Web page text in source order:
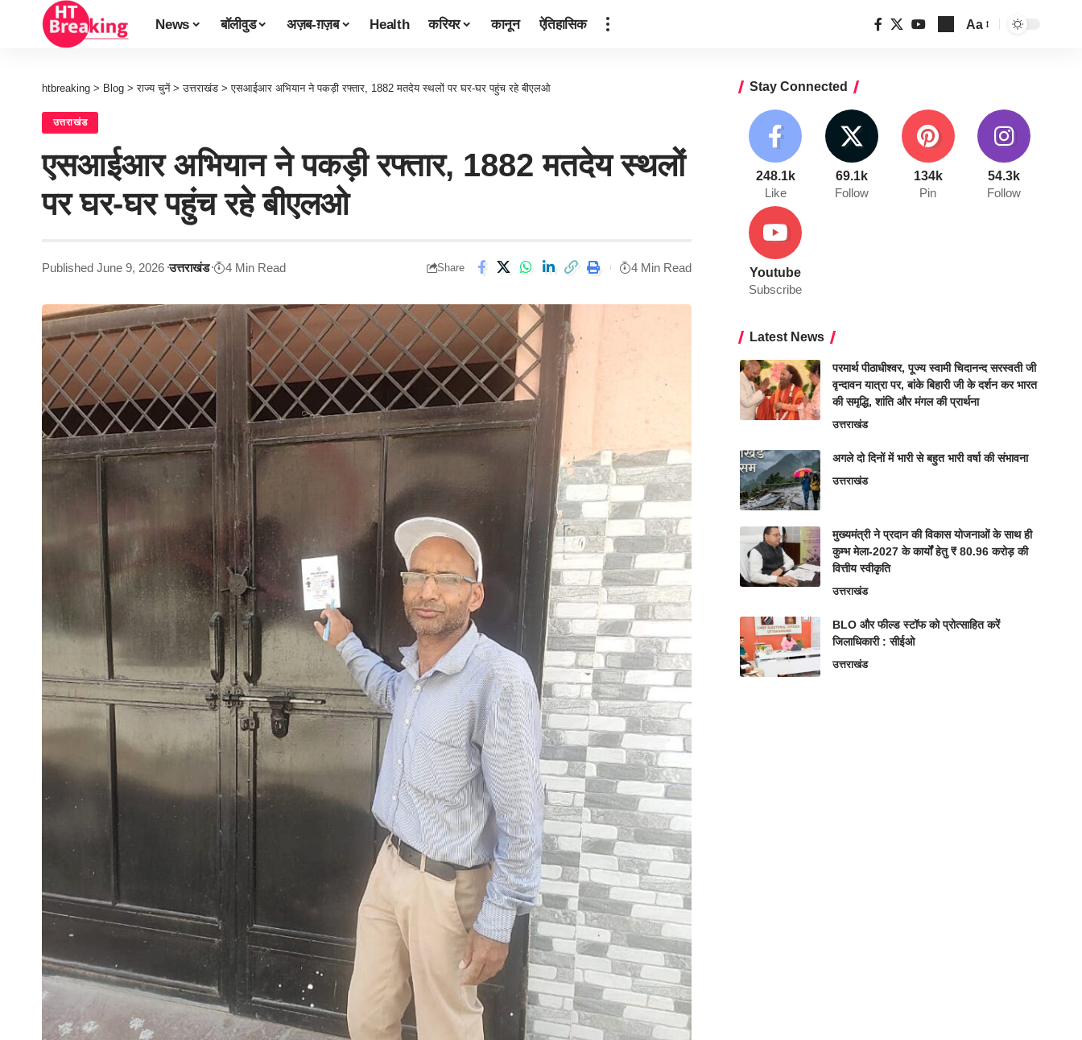
News बॉलीवुड अज़ब-ग़ज़ब Health करियर कानून ऐतिहासिक Aa
htbreaking > Blog >राज्य चुनें >उत्तराखंड >एसआईआर अभियान ने पकड़ी रफ्तार, 1882 मतदेय स्थलों पर घर-घर पहुंच रहे बीएलओ
उत्तराखंड
एसआईआर अभियान ने पकड़ी रफ्तार, 1882 मतदेय स्थलों
पर घर-घर पहुंच रहे बीएलओ
Published June 9, 2026 उत्तराखंड 4 Min Read Share 4 Min Read
Stay Connected
248.1k
Like
69.1k
Follow
134k
Pin
54.3k
Follow
Youtube
Subscribe
Latest News
परमार्थ पीठाधीश्वर, पूज्य स्वामी चिदानन्द सरस्वती जी
वृन्दावन यात्रा पर, बांके बिहारी जी के दर्शन कर भारत
की समृद्धि, शांति और मंगल की प्रार्थना
उत्तराखंड
अगले दो दिनों में भारी से बहुत भारी वर्षा की संभावना
उत्तराखंड
मुख्यमंत्री ने प्रदान की विकास योजनाओं के साथ ही
कुम्भ मेला-2027 के कार्यों हेतु ₹ 80.96 करोड़ की
वित्तीय स्वीकृति
उत्तराखंड
BLO और फील्ड स्टॉफ को प्रोत्साहित करें
जिलाधिकारी : सीईओ
उत्तराखंड